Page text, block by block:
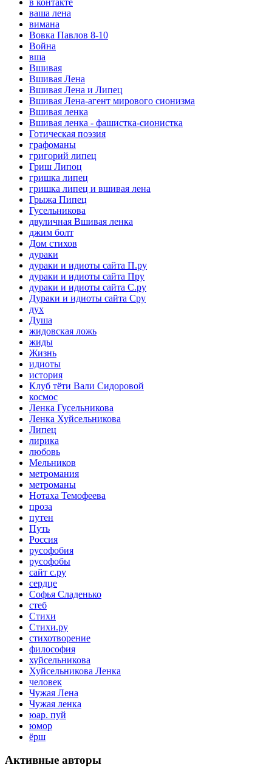
ваша лена
вимана
Вовка Павлов 8-10
Война
вша
Вшивая
Вшивая Лена
Вшивая Лена и Липец
Вшивая Лена-агент мирового сионизма
Вшивая ленка
Вшивая ленка - фашистка-сионистка
Готическая поэзия
графоманы
григорий липец
Гриш Липоц
гришка липец
гришка липец и вшивая лена
Грыжа Пипец
Гусельникова
двуличная Вшивая ленка
джим болт
Дом стихов
дураки
дураки и идиоты сайта П.ру
дураки и идиоты сайта Пру
дураки и идиоты сайта С.ру
Дураки и идиоты сайта Сру
дух
Душа
жидовская ложь
жиды
Жизнь
идиоты
история
Клуб тёти Вали Сидоровой
космос
Ленка Гусельникова
Ленка Хуйсельникова
Липец
лирика
любовь
Мельников
метромания
метроманы
Нотаха Темофеева
проза
путен
Путь
Россия
русофобия
русофобы
сайт с.ру
сердце
Софья Сладенько
стеб
Стихи
Стихи.ру
стихотворение
философия
хуйсельникова
Хуйсельникова Ленка
человек
Чужая Лена
Чужая ленка
юар. пуй
юмор
ёрш
Активные авторы